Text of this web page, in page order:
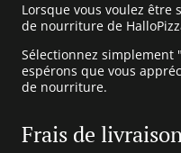
Lorsque vous voulez être
de nourriture de
Sélectionnez simplement
espérons que vous
de nourriture.
Frais de